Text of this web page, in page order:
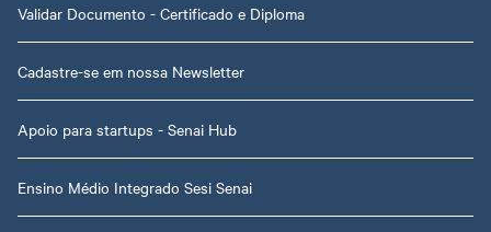
Validar Documento - Certificado e Diploma
Cadastre-se em nossa Newsletter
Apoio para startups - Senai Hub
Ensino Médio Integrado Sesi Senai